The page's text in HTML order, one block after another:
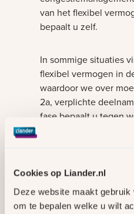
Cookies op Liander.nl
Deze website maakt
om te bepalen welke u wilt
van het flexibel
bepaalt u zelf.
In sommige situaties
flexibel vermogen in
waardoor we over
2a, verplichte
fase bepaalt u tegen
we tot een contract.
hoeveel flexibel
tegen welke